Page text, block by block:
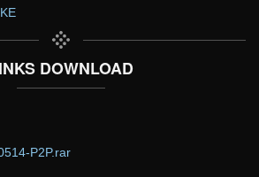
DOWNLOAD
P2P.rar